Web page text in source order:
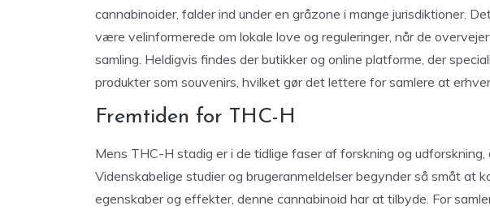
cannabinoider, falder ind under en gråzone i mange jurisdiktioner.
være velinformerede om lokale love og reguleringer, når de
samling. Heldigvis findes der butikker og online platforme, der
produkter som souvenirs, hvilket gør det lettere for samlere at
Fremtiden for THC-H
Mens THC-H stadig er i de tidlige faser af forskning og
Videnskabelige studier og brugeranmeldelser begynder så småt at
egenskaber og effekter, denne cannabinoid har at tilbyde. For